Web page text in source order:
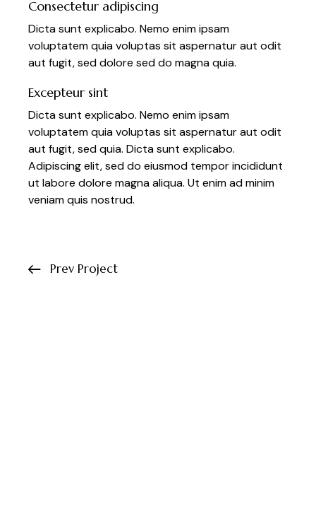
Consectetur adipiscing
Dicta sunt explicabo. Nemo enim ipsam
voluptatem quia voluptas sit aspernatur aut odit
aut fugit, sed dolore sed do magna quia.
Excepteur sint
Dicta sunt explicabo. Nemo enim ipsam
voluptatem quia voluptas sit aspernatur aut odit
aut fugit, sed quia. Dicta sunt explicabo.
Adipiscing elit, sed do eiusmod tempor incididunt
ut labore dolore magna aliqua. Ut enim ad minim
veniam quis nostrud.
Prev Project